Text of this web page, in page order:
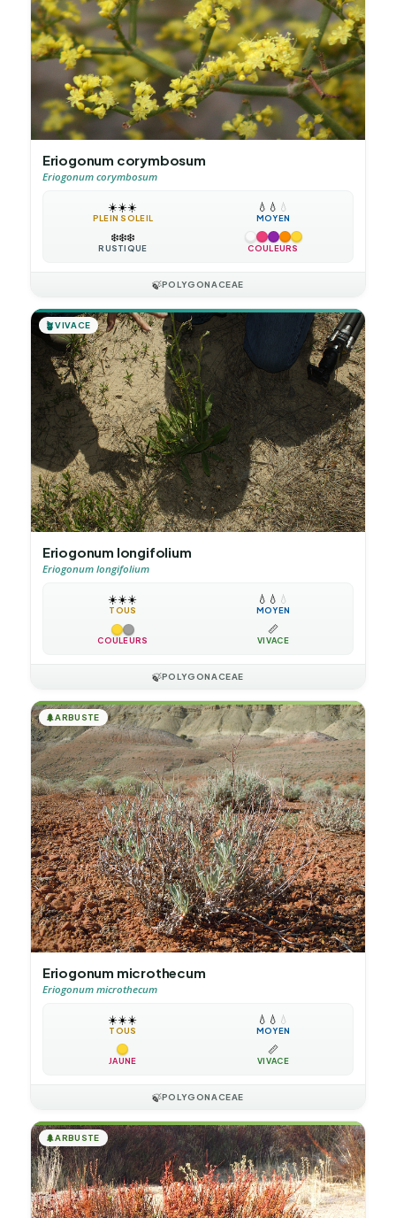
Eriogonum corymbosum
Eriogonum corymbosum
☀️☀️☀️
PLEIN SOLEIL
💧 💧 💧
MOYEN
❄️❄️❄️
RUSTIQUE COULEURS
🍃POLYGONACEAE
🪴VIVACE
Eriogonum longifolium
Eriogonum longifolium
☀️☀️☀️
TOUS
💧 💧 💧
MOYEN
COULEURS
📏
VIVACE
🍃POLYGONACEAE
🌲ARBUSTE
Eriogonum microthecum
Eriogonum microthecum
☀️☀️☀️
TOUS
💧 💧 💧
MOYEN
JAUNE
📏
VIVACE
🍃POLYGONACEAE
🌲ARBUSTE